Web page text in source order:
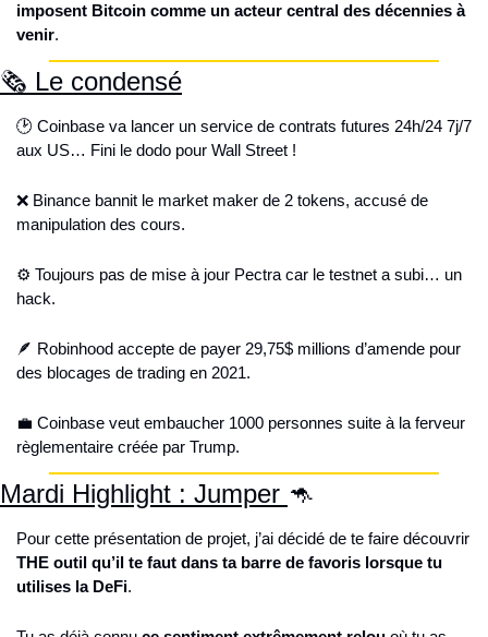
imposent Bitcoin comme un acteur central des décennies à
venir.
🗞️ Le condensé
🕑 Coinbase va lancer un service de contrats futures 24h/24 7j/7
aux US… Fini le dodo pour Wall Street !
❌ Binance bannit le market maker de 2 tokens, accusé de
manipulation des cours.
⚙️ Toujours pas de mise à jour Pectra car le testnet a subi… un
hack.
🪶 Robinhood accepte de payer 29,75$ millions d’amende pour
des blocages de trading en 2021.
💼 Coinbase veut embaucher 1000 personnes suite à la ferveur
règlementaire créée par Trump.
Mardi Highlight : Jumper 🦘
THE outil qu’il te faut dans ta barre de favoris lorsque tu
utilises la DeFi.